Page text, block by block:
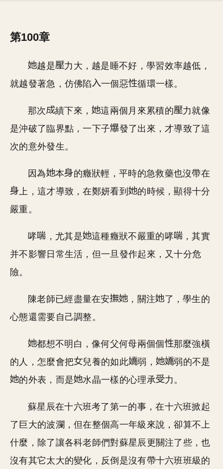
第100章
越是
力大，越是睡不好，學習效率越低，
就越發著急，仿佛陷
一個惡 循環一樣。
那次 績下來， 這兩個月來累積的
力就像
是沖破了臨界點，一下子
發了出來，才導致了這
次的意外發生。
因為 本
的癥狀輕，平時的急救藥也沒帶在
上，這才導致，在鄭妍看到
的時候，顯得十分
嚴重。
哮 ，尤其是 這種癥狀不嚴重的哮
，其實
并不影響日常生活，但一旦發作起來，又十分危
險。
陳老師已經盡量在安 ，關注
了，學生的
心態還需要自己調整。
都想不明白，像何父何母兩個個
那麼強橫
的人，怎麼會把
兒養的如此 弱，
弱的不是
的外表，而是
水晶一樣的心理承 力。
蘇星辰在十六班考了第一的事，在十六班掀起
了巨大的波瀾，但在整個高一年級來說，卻算不上
什麼，除了讓各科老師們對蘇星辰更關注了些，也
沒有其它太大的變化，反倒是沒有帶十六班班級的